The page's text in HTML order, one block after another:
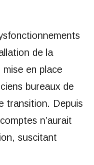
de la
en place
bureaux de
transition. Depuis
n’aurait
suscitant